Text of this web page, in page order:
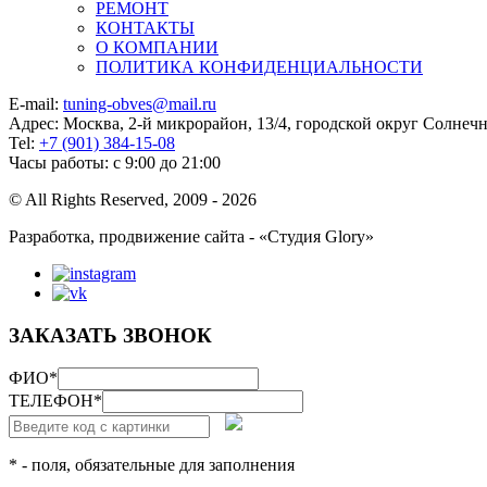
РЕМОНТ
КОНТАКТЫ
О КОМПАНИИ
ПОЛИТИКА КОНФИДЕНЦИАЛЬНОСТИ
E-mail: tuning-obves@mail.ru
Адрес: Москва, 2-й микрорайон, 13/4, городской округ
Tel: +7 (901) 384-15-08
Часы работы: с 9:00 до 21:00
© All Rights Reserved, 2009 - 2026
Разработка, продвижение сайта - «Студия Glory»
ЗАКАЗАТЬ ЗВОНОК
ФИО*
ТЕЛЕФОН*
* - поля, обязательные для заполнения